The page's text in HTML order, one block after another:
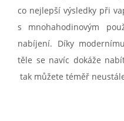
co nejlepší výsledky při
s mnohahodinovým
nabíjení. Díky
těle se navíc dokáže
tak můžete téměř